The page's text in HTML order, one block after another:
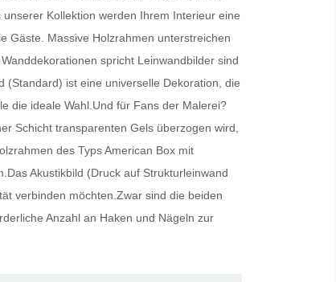
Kollektion werden Ihrem Interieur eine
Gäste. Massive Holzrahmen unterstreichen
spricht Leinwandbilder sind
(Standard) ist eine universelle Dekoration, die
die ideale Wahl.Und für Fans der Malerei?
Schicht transparenten Gels überzogen wird,
des Typs American Box mit
Akustikbild (Druck auf Strukturleinwand
verbinden möchten.Zwar sind die beiden
Anzahl an Haken und Nägeln zur